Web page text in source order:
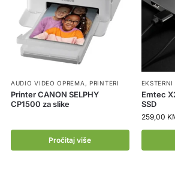
AUDIO VIDEO OPREMA ,PRINTERI
Printer CANON SELPHY
CP1500 za slike
Pročitaj više
Emtec
SSD
259,00